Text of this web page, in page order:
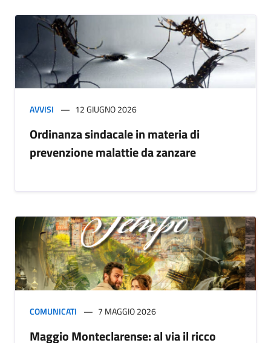
AVVISI 12 GIUGNO 2026
Ordinanza sindacale in materia di
prevenzione malattie da zanzare
COMUNICATI 7 MAGGIO 2026
Maggio Monteclarense: al via il ricco